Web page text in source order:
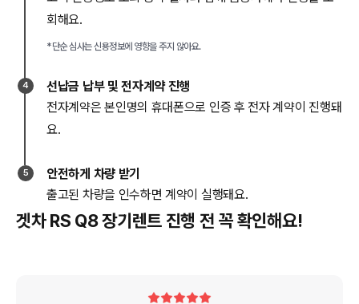
회해요.
*단순 심사는 신용정보에 영향을 주지 않아요.
4
선납금 납부 및 전자계약 진행
전자계약은 본인명의 휴대폰으로 인증 후 전자 계약이 진행돼
요.
5
안전하게 차량 받기
출고된 차량을 인수하면 계약이 실행돼요.
겟차 RS Q8 장기렌트 진행 전 꼭 확인해요!